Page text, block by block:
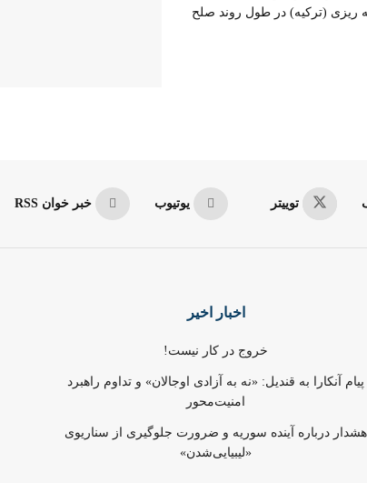
ریزی (ترکیه) در طول روند صلح
توییتر یوتیوب خبر خوان RSS
اخبار اخیر
خروج در کار نیست!
پیام آنکارا به قندیل: «نه به آزادی اوجالان» و تداوم راهبرد
امنیت‌محور
هشدار درباره آینده سوریه و ضرورت جلوگیری از سناریوی
«لیبیایی‌شدن»